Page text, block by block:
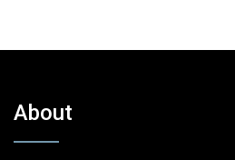
About